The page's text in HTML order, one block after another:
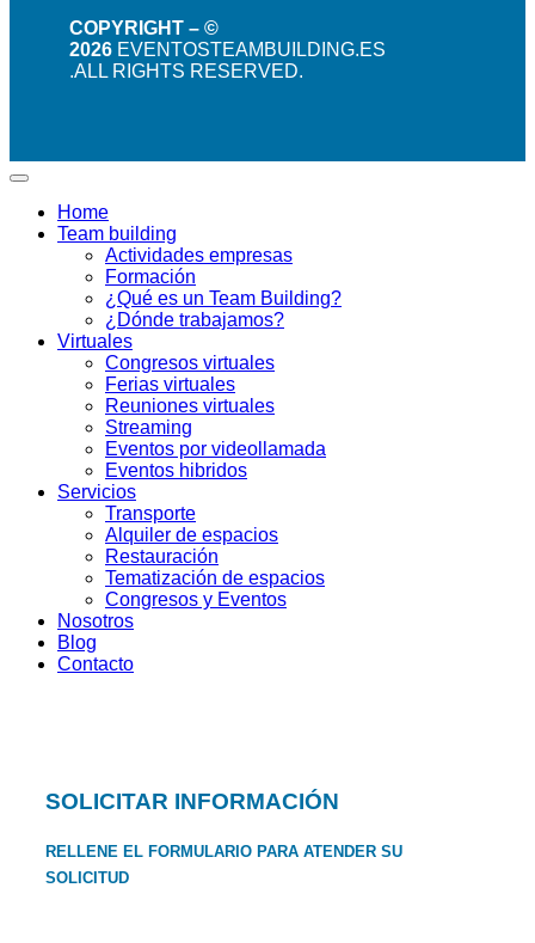
COPYRIGHT – ©
2026 EVENTOSTEAMBUILDING.ES
.ALL RIGHTS RESERVED.
Home
Team building
Actividades empresas
Formación
¿Qué es un Team Building?
¿Dónde trabajamos?
Virtuales
Congresos virtuales
Ferias virtuales
Reuniones virtuales
Streaming
Eventos por videollamada
Eventos hibridos
Servicios
Transporte
Alquiler de espacios
Restauración
Tematización de espacios
Congresos y Eventos
Nosotros
Blog
Contacto
SOLICITAR INFORMACIÓN
RELLENE EL FORMULARIO PARA ATENDER SU
SOLICITUD